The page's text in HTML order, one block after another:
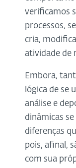
verificamos
processos,
cria,
atividade de
Embora,
lógica de se
análise e
dinâmicas
diferenças
pois, afinal,
com sua